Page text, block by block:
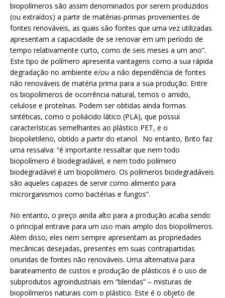
biopolímeros são assim denominados por serem produzidos
(ou extraídos) a partir de matérias-primas provenientes de
fontes renováveis, as quais são fontes que uma vez utilizadas
apresentam a capacidade de se renovar em um período de
tempo relativamente curto, como de seis meses a um ano”.
Este tipo de polímero apresenta vantagens como a sua rápida
degradação no ambiente e/ou a não dependência de fontes
não renováveis de matéria prima para a sua produção. Entre
os biopolímeros de ocorrência natural, temos o amido,
celulose e proteínas. Podem ser obtidas ainda formas
sintéticas, como o poliácido lático (PLA), que possui
características semelhantes ao plástico PET, e o
biopolietileno, obtido a partir do etanol. No entanto, Brito faz
uma ressalva: “é importante ressaltar que nem todo
biopolímero é biodegradável, e nem todo polímero
biodegradável é um biopolímero. Os polímeros biodegradáveis
são aqueles capazes de servir como alimento para
microrganismos como bactérias e fungos”.
No entanto, o preço ainda alto para a produção acaba sendo
o principal entrave para um uso mais amplo dos biopolímeros.
Além disso, eles nem sempre apresentam as propriedades
mecânicas desejadas, presentes em suas contrapartidas
oriundas de fontes não renováveis. Uma alternativa para
barateamento de custos e produção de plásticos é o uso de
subprodutos agroindustriais em “blendas” – misturas de
biopolímeros naturais com o plástico. Este é o objeto de